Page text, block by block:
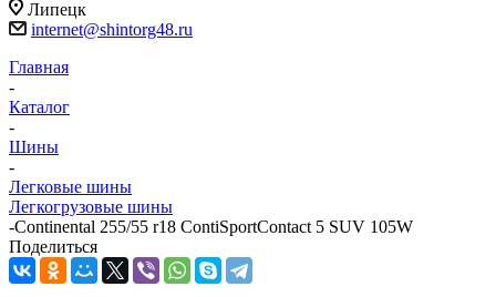
Липецк
internet@shintorg48.ru
Главная
-
Каталог
-
Шины
-
Легковые шины
Легкогрузовые шины
-Continental 255/55 r18 ContiSportContact 5 SUV 105W
Поделиться